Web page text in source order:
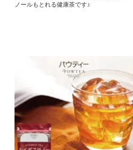
ノールもとれる健康茶です♪